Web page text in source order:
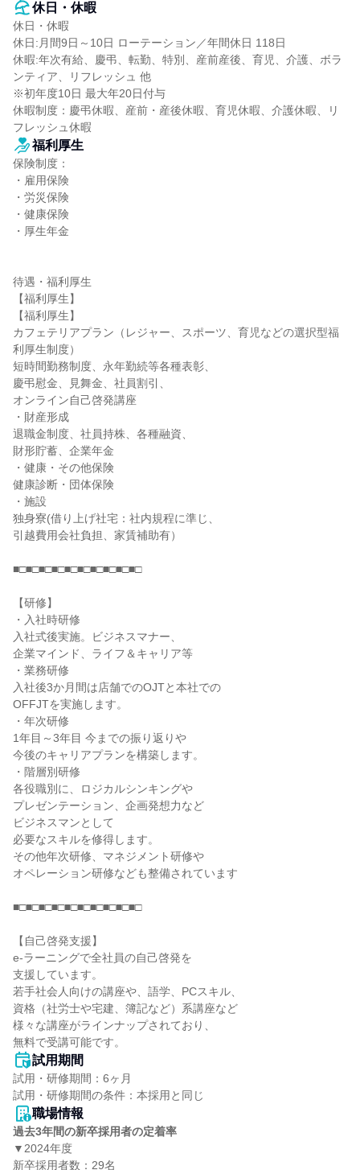
休日・休暇
休日・休暇
休日:月間9日～10日 ローテーション／年間休日 118日
休暇:年次有給、慶弔、転勤、特別、産前産後、育児、介護、ボラ
ンティア、リフレッシュ 他
※初年度10日 最大年20日付与
休暇制度：慶弔休暇、産前・産後休暇、育児休暇、介護休暇、リ
フレッシュ休暇
福利厚生
保険制度：
・雇用保険
・労災保険
・健康保険
・厚生年金
待遇・福利厚生
【福利厚生】
【福利厚生】
カフェテリアプラン（レジャー、スポーツ、育児などの選択型福
利厚生制度）
短時間勤務制度、永年勤続等各種表彰、
慶弔慰金、見舞金、社員割引、
オンライン自己啓発講座
・財産形成
退職金制度、社員持株、各種融資、
財形貯蓄、企業年金
・健康・その他保険
健康診断・団体保険
・施設
独身寮(借り上げ社宅：社内規程に準じ、
引越費用会社負担、家賃補助有）
■□■□■□■□■□■□■□■□■□■□
【研修】
・入社時研修
入社式後実施。ビジネスマナー、
企業マインド、ライフ＆キャリア等
・業務研修
入社後3か月間は店舗でのOJTと本社での
OFFJTを実施します。
・年次研修
1年目～3年目 今までの振り返りや
今後のキャリアプランを構築します。
・階層別研修
各役職別に、ロジカルシンキングや
プレゼンテーション、企画発想力など
ビジネスマンとして
必要なスキルを修得します。
その他年次研修、マネジメント研修や
オペレーション研修なども整備されています
■□■□■□■□■□■□■□■□■□■□
【自己啓発支援】
e-ラーニングで全社員の自己啓発を
支援しています。
若手社会人向けの講座や、語学、PCスキル、
資格（社労士や宅建、簿記など）系講座など
様々な講座がラインナップされており、
無料で受講可能です。
試用期間
試用・研修期間：6ヶ月
職場情報
過去3年間の新卒採用者の定着率
▼2024年度
新卒採用者数：29名